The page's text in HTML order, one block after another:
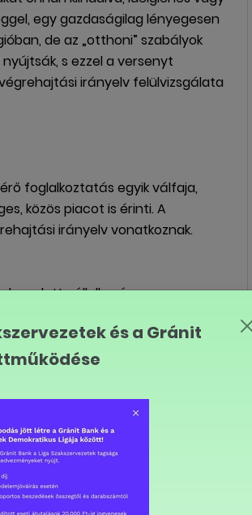
egy gazdaságilag lényegesen
de az „otthoni” szabályok
s ezzel a versenyt
irányelv felülvizsgálata
foglalkoztatás egyik válfaja,
közös piacot is érinti. A
irányelv vonatkoznak.
vállalkozás
küld ki egy másik
és a szolgáltatásnak az
feltéve, hogy a kiküldő
Más célokból is ki lehet
minősül az, ha a tagállami
a csoport tulajdonában lévő
munkavállaló a kiküldetés idején
vállalkozásként vagy
ki egy tagállam területén
kölcsönzéssel foglalkozó
és a Gránit